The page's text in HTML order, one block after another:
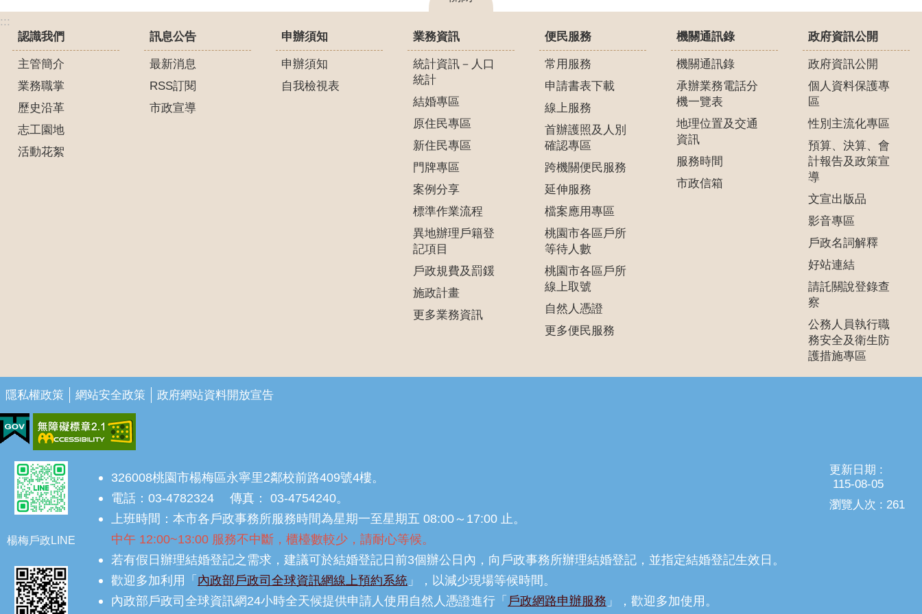
:::
認識我們
主管簡介
業務職掌
歷史沿革
志工園地
活動花絮
訊息公告
最新消息
RSS訂閱
市政宣導
申辦須知
申辦須知
自我檢視表
業務資訊
統計資訊－人口
統計
結婚專區
原住民專區
新住民專區
門牌專區
案例分享
標準作業流程
異地辦理戶籍登
記項目
戶政規費及罰鍰
施政計畫
更多業務資訊
便民服務
常用服務
申請書表下載
線上服務
首辦護照及人別
確認專區
跨機關便民服務
延伸服務
檔案應用專區
桃園市各區戶所
等待人數
桃園市各區戶所
線上取號
自然人憑證
更多便民服務
機關通訊錄
機關通訊錄
承辦業務電話分
機一覽表
地理位置及交通
資訊
服務時間
市政信箱
政府資訊公開
政府資訊公開
個人資料保護專
區
性別主流化專區
預算、決算、會
計報告及政策宣
導
文宣出版品
影音專區
戶政名詞解釋
好站連結
請託關說登錄查
察
公務人員執行職
務安全及衛生防
護措施專區
隱私權政策 網站安全政策 政府網站資料開放宣告
楊梅戶政LINE
326008桃園市楊梅區永寧里2鄰校前路409號4樓。
電話：03-4782324 傳真： 03-4754240。
上班時間：本市各戶政事務所服務時間為星期一至星期五 08:00～17:00 止。
中午 12:00~13:00 服務不中斷，櫃檯數較少，請耐心等候。
若有假日辦理結婚登記之需求，建議可於結婚登記日前3個辦公日內，向戶政事務所辦理結婚登記，並指定結婚登記生效日。
歡迎多加利用「 內政部戶政司全球資訊網線上預約系統 」，以減少現場等候時間。
內政部戶政司全球資訊網24小時全天候提供申請人使用自然人憑證進行「 戶政網路申辦服務 」，歡迎多加使用。
更新日期
115-08-05
瀏覽人次
261